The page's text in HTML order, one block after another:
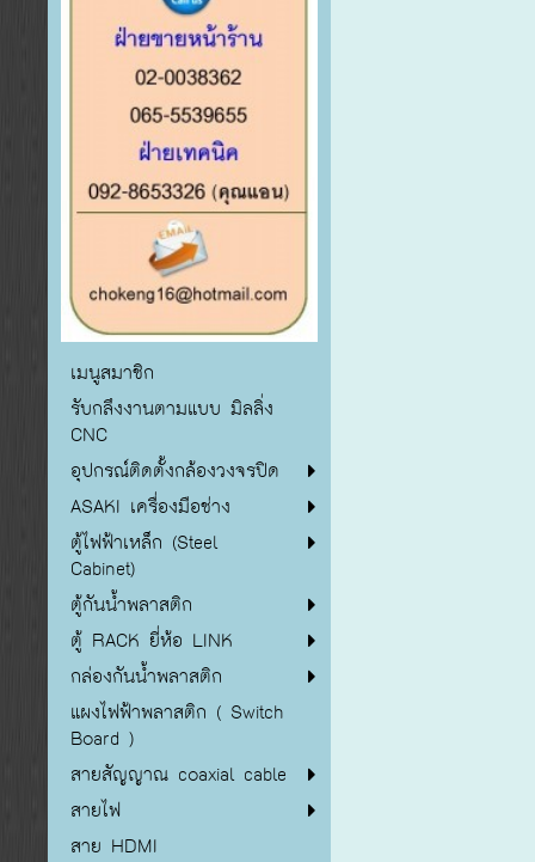
เมนูสมาชิก
รับกลึงงานตามแบบ มิลลิ่ง
CNC
อุปกรณ์ติดตั้งกล้องวงจรปิด
ASAKI เครื่องมือช่าง
ตู้ไฟฟ้าเหล็ก (Steel
Cabinet)
ตู้กันน้ำพลาสติก
ตู้ RACK ยี่ห้อ LINK
กล่องกันน้ำพลาสติก
แผงไฟฟ้าพลาสติก ( Switch
Board )
สายสัญญาณ coaxial cable
สายไฟ
สาย HDMI